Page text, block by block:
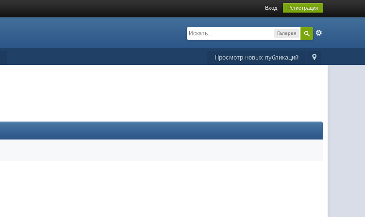
Вход Регистрация
Галерея
Просмотр новых публикаций